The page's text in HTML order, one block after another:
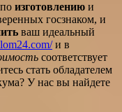
изготовлению и
госзнаком, и
ваш идеальный
и в
соответствует
стать обладателем
У нас вы найдете